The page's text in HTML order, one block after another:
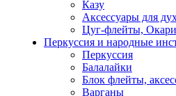
Казу
Аксессуары для
Цуг-флейты,
Перкуссия и народные
Перкуссия
Балалайки
Блок флейты,
Варганы